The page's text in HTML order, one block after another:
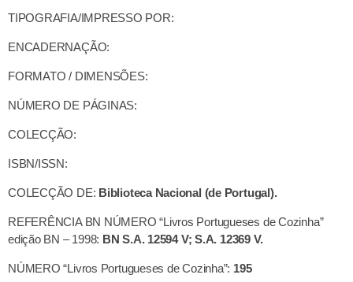
TIPOGRAFIA/IMPRESSO POR:
ENCADERNAÇÃO:
FORMATO / DIMENSÕES:
NÚMERO DE PÁGINAS:
COLECÇÃO:
ISBN/ISSN:
COLECÇÃO DE: Biblioteca Nacional (de Portugal).
REFERÊNCIA BN NÚMERO “Livros Portugueses de Cozinha”
edição BN – 1998: BN S.A. 12594 V; S.A. 12369 V.
NÚMERO “Livros Portugueses de Cozinha”: 195